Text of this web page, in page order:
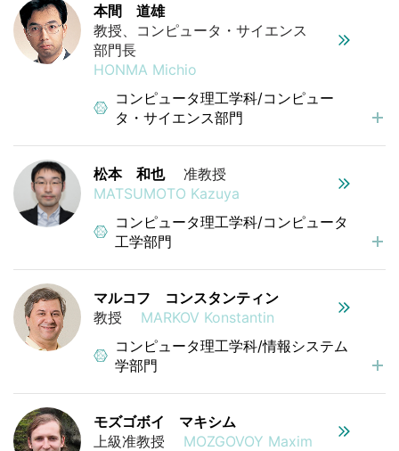
本間 道雄
教授、コンピュータ・サイエンス
部門長
HONMA Michio
コンピュータ理工学科/コンピュー
タ・サイエンス部門
松本 和也
准教授
MATSUMOTO Kazuya
コンピュータ理工学科/コンピュータ
工学部門
マルコフ コンスタンティン
教授
MARKOV Konstantin
コンピュータ理工学科/情報システム
学部門
モズゴボイ マキシム
上級准教授
MOZGOVOY Maxim